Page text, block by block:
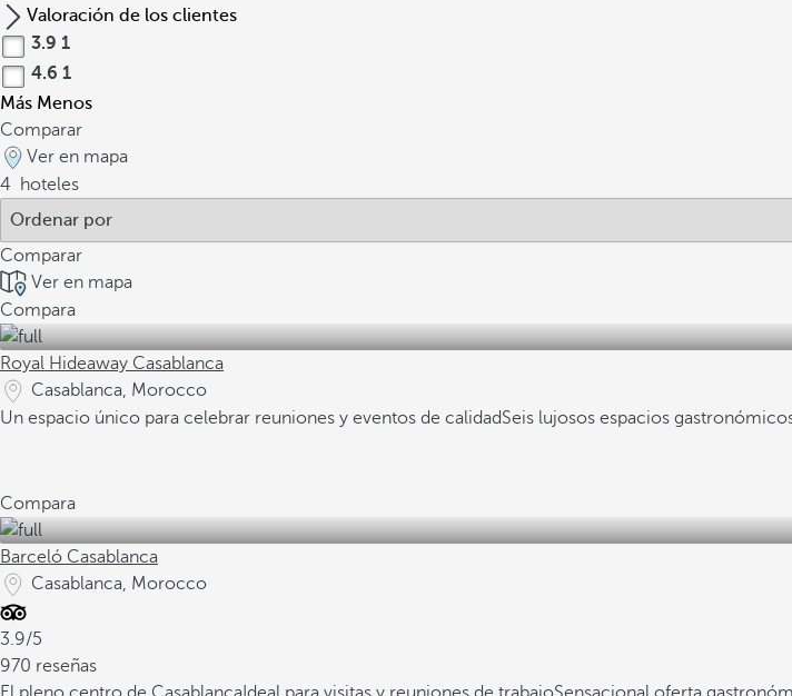
Valoración de los clientes
3.9 1
4.6 1
Más Menos
Comparar
Ver en mapa
4
hoteles
Comparar
Ver en mapa
Compara
Royal Hideaway Casablanca
Casablanca, Morocco
Un espacio único para celebrar reuniones y eventos de calidadSeis lujosos espacios
Compara
Barceló Casablanca
Casablanca, Morocco
3.9/5
970 reseñas